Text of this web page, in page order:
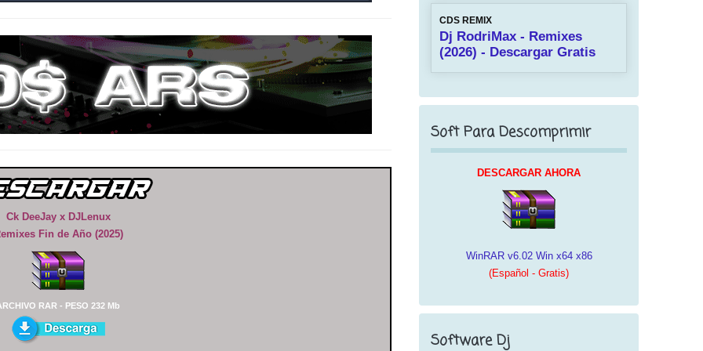
Ck DeeJay x DJLenux
Fin de Año (2025)
RAR - PESO 232 Mb
CDS REMIX
Dj RodriMax - Remixes
(2026) - Descargar Gratis
Soft Para Descomprimir
DESCARGAR AHORA
WinRAR v6.02 Win x64 x86
(Español - Gratis)
Software Dj